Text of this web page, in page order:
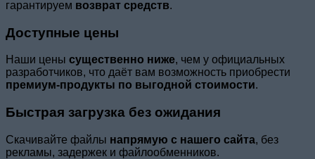
гарантируем возврат средств.
Доступные цены
Наши цены существенно ниже, чем у официальных
разработчиков, что даёт вам возможность приобрести
премиум-продукты по выгодной стоимости.
Быстрая загрузка без ожидания
Скачивайте файлы напрямую с нашего сайта, без
рекламы, задержек и файлообменников.